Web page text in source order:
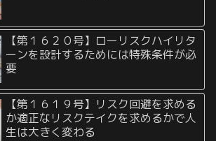
【第１６２０号】ローリスクハイリタ
ーンを設計するためには特殊条件が必
要
【第１６１９号】リスク回避を求める
か適正なリスクテイクを求めるかで人
生は大きく変わる